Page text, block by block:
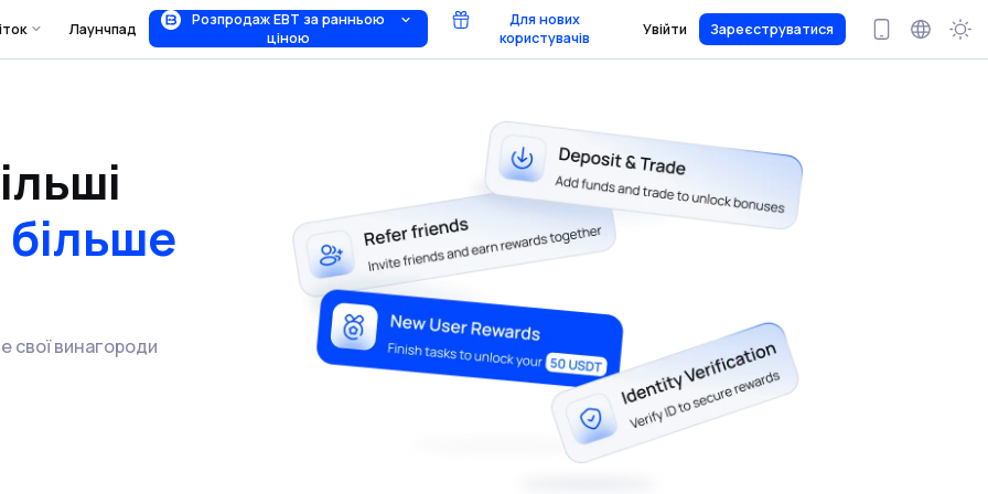
Лаунчпад
Розпродаж EBT за ранньою
ціною
Для нових
користувачів
Увійти Зареєструватися
більше
свої винагороди